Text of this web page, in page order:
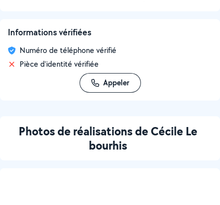
Informations vérifiées
Numéro de téléphone vérifié
Pièce d'identité vérifiée
Appeler
Photos de réalisations de Cécile Le
bourhis